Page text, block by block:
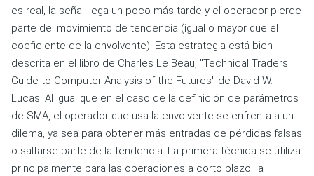
es real, la señal llega un poco más tarde y el operador pierde
parte del movimiento de tendencia (igual o mayor que el
coeficiente de la envolvente). Esta estrategia está bien
descrita en el libro de Charles Le Beau, "Technical Traders
Guide to Computer Analysis of the Futures" de David W.
Lucas. Al igual que en el caso de la definición de parámetros
de SMA, el operador que usa la envolvente se enfrenta a un
dilema, ya sea para obtener más entradas de pérdidas falsas
o saltarse parte de la tendencia. La primera técnica se utiliza
principalmente para las operaciones a corto plazo; la